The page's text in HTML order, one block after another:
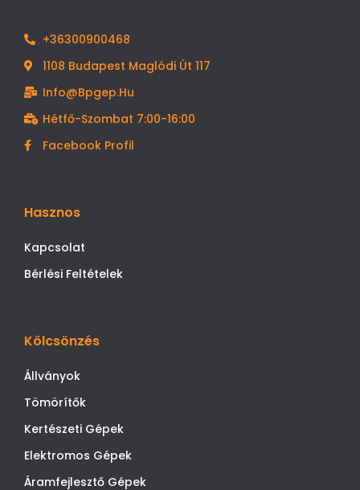
+36300900468
1108 Budapest Maglódi Út 117
Info@bpgep.hu
Hétfő-Szombat 7:00-16:00
Facebook Profil
Hasznos
Kapcsolat
Bérlési Feltételek
Kölcsönzés
Állványok
Tömörítők
Kertészeti Gépek
Elektromos Gépek
Áramfejlesztő Gépek